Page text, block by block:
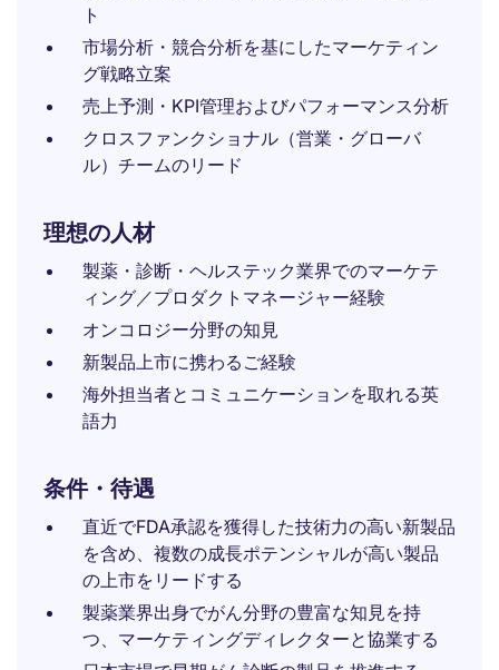
ト
市場分析・競合分析を基にしたマーケティン
グ戦略立案
売上予測・KPI管理およびパフォーマンス分析
クロスファンクショナル（営業・グローバ
ル）チームのリード
理想の人材
製薬・診断・ヘルステック業界でのマーケテ
ィング／プロダクトマネージャー経験
オンコロジー分野の知見
新製品上市に携わるご経験
海外担当者とコミュニケーションを取れる英
語力
条件・待遇
直近でFDA承認を獲得した技術力の高い新製品
を含め、複数の成長ポテンシャルが高い製品
の上市をリードする
製薬業界出身でがん分野の豊富な知見を持
つ、マーケティングディレクターと協業する